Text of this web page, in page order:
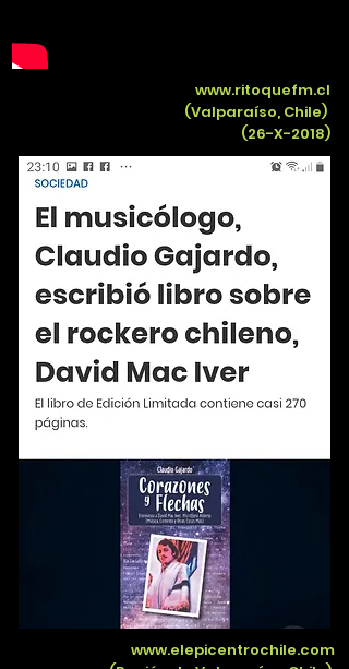
www.ritoquefm.cl
(Valparaíso, Chile)
(26-X-2018)
www.elepicentrochile.com